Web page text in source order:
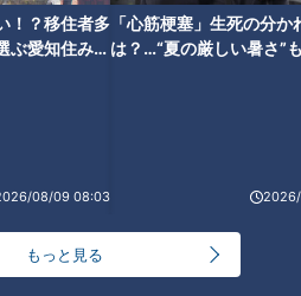
！？移住者多
ぶ愛知住みた
08/09 08:03
「心筋梗塞」生死の分か
は？…“夏の厳しい暑さ”
もっと見る